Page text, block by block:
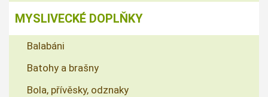
MYSLIVECKÉ DOPLŇKY
Balabáni
Batohy a brašny
Bola, přívěsky, odznaky